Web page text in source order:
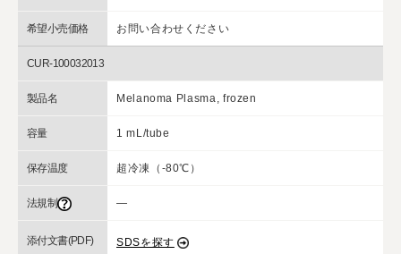
希望小売価格 お問い合わせください
CUR-100032013
製品名 Melanoma Plasma, frozen
容量 1 mL/tube
保存温度 超冷凍（-80℃）
法規制 ―
添付文書(PDF) SDSを探す